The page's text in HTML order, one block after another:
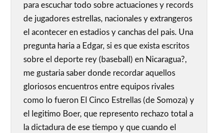
para escuchar todo sobre actuaciones y records
de jugadores estrellas, nacionales y extrangeros
el acontecer en estadios y canchas del pais. Una
pregunta haria a Edgar, si es que exista escritos
sobre el deporte rey (baseball) en Nicaragua?,
me gustaria saber donde recordar aquellos
gloriosos encuentros entre equipos rivales
como lo fueron El Cinco Estrellas (de Somoza) y
el legitimo Boer, que represento rechazo total a
la dictadura de ese tiempo y que cuando el